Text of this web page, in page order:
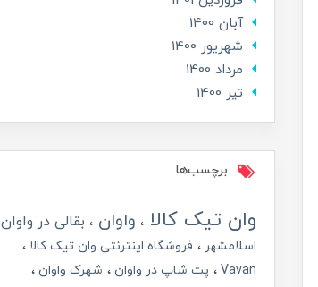
آبان 1400
شهریور 1400
مرداد 1400
تير 1400
برچسب‌ها
وان تیک کالا واوان بقالی در واوان
اسلامشهر
فروشگاه اینترنتی وان تیک کالا
Vavan
پت شاپ در واوان
شهرک واوان